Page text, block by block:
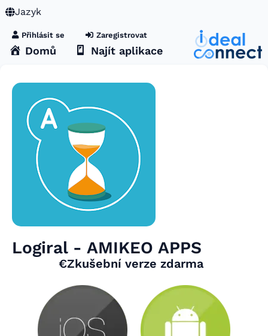
Jazyk
Přihlásit se Zaregistrovat
Domů Najít aplikace
Logiral - AMIKEO APPS
€Zkušební verze zdarma